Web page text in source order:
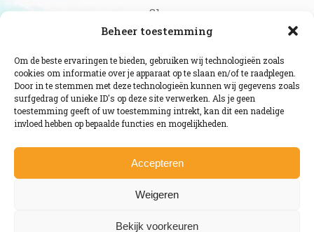
Beheer toestemming
Om de beste ervaringen te bieden, gebruiken wij technologieën zoals
cookies om informatie over je apparaat op te slaan en/of te raadplegen.
Door in te stemmen met deze technologieën kunnen wij gegevens zoals
surfgedrag of unieke ID's op deze site verwerken. Als je geen
toestemming geeft of uw toestemming intrekt, kan dit een nadelige
invloed hebben op bepaalde functies en mogelijkheden.
Accepteren
Weigeren
Bekijk voorkeuren
Shop
Offerte aanvraag fruit op het werk
Over ons
Copyright Fruit-bestellen.nl |Wordpress WooCommerce webshop